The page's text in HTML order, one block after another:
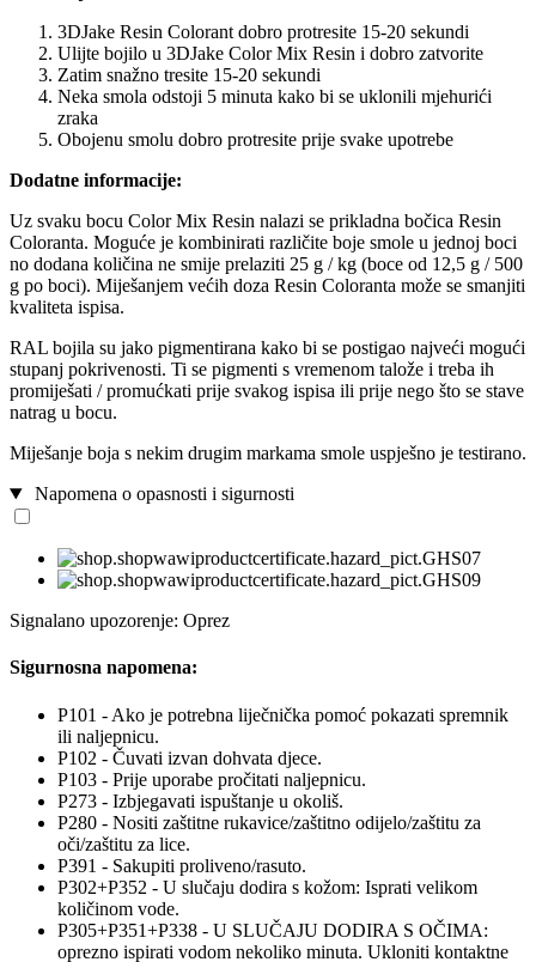
3DJake Resin Colorant dobro protresite 15-20 sekundi
Ulijte bojilo u 3DJake Color Mix Resin i dobro zatvorite
Zatim snažno tresite 15-20 sekundi
Neka smola odstoji 5 minuta kako bi se uklonili mjehurići
zraka
Obojenu smolu dobro protresite prije svake upotrebe
Dodatne informacije:
Uz svaku bocu Color Mix Resin nalazi se prikladna bočica Resin
Coloranta. Moguće je kombinirati različite boje smole u jednoj boci
no dodana količina ne smije prelaziti 25 g / kg (boce od 12,5 g / 500
g po boci). Miješanjem većih doza Resin Coloranta može se smanjiti
kvaliteta ispisa.
RAL bojila su jako pigmentirana kako bi se postigao najveći mogući
stupanj pokrivenosti. Ti se pigmenti s vremenom talože i treba ih
promiješati / promućkati prije svakog ispisa ili prije nego što se stave
natrag u bocu.
Miješanje boja s nekim drugim markama smole uspješno je testirano.
Napomena o opasnosti i sigurnosti
Signalano upozorenje: Oprez
Sigurnosna napomena:
P101 - Ako je potrebna liječnička pomoć pokazati spremnik
ili naljepnicu.
P102 - Čuvati izvan dohvata djece.
P103 - Prije uporabe pročitati naljepnicu.
P273 - Izbjegavati ispuštanje u okoliš.
P280 - Nositi zaštitne rukavice/zaštitno odijelo/zaštitu za
oči/zaštitu za lice.
P391 - Sakupiti proliveno/rasuto.
P302+P352 - U slučaju dodira s kožom: Isprati velikom
količinom vode.
P305+P351+P338 - U SLUČAJU DODIRA S OČIMA:
oprezno ispirati vodom nekoliko minuta. Ukloniti kontaktne